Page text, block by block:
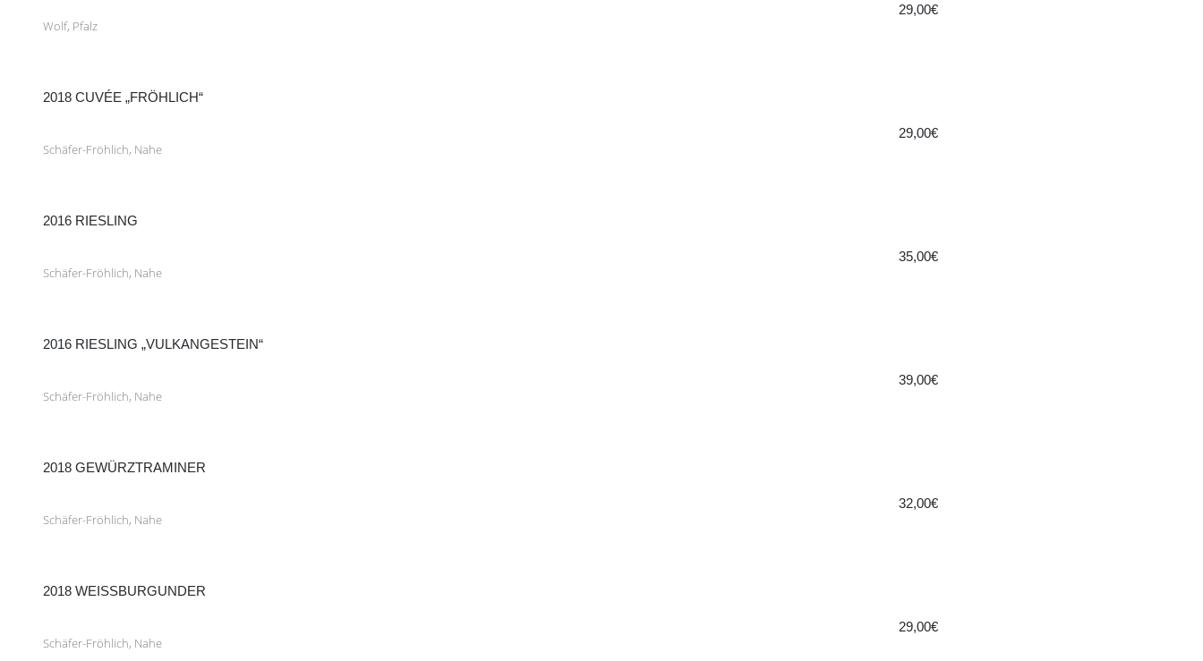
29,00€
Wolf, Pfalz
2018 CUVÉE „FRÖHLICH“
29,00€
Schäfer-Fröhlich, Nahe
2016 RIESLING
35,00€
Schäfer-Fröhlich, Nahe
2016 RIESLING „VULKANGESTEIN“
39,00€
Schäfer-Fröhlich, Nahe
2018 GEWÜRZTRAMINER
32,00€
Schäfer-Fröhlich, Nahe
2018 WEISSBURGUNDER
29,00€
Schäfer-Fröhlich, Nahe